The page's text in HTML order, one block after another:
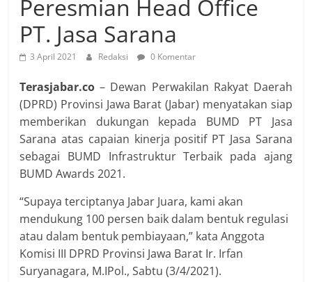
Peresmian Head Office
PT. Jasa Sarana
3 April 2021 Redaksi 0 Komentar
Terasjabar.co – Dewan Perwakilan Rakyat Daerah
(DPRD) Provinsi Jawa Barat (Jabar) menyatakan siap
memberikan dukungan kepada BUMD PT Jasa
Sarana atas capaian kinerja positif PT Jasa Sarana
sebagai BUMD Infrastruktur Terbaik pada ajang
BUMD Awards 2021.
“Supaya terciptanya Jabar Juara, kami akan
mendukung 100 persen baik dalam bentuk regulasi
atau dalam bentuk pembiayaan,” kata Anggota
Komisi III DPRD Provinsi Jawa Barat Ir. Irfan
Suryanagara, M.IPol., Sabtu (3/4/2021).